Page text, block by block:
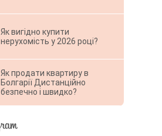
Як вигідно купити
нерухомість у 2026 році?
Як продати квартиру в
Болгарії Дистанційно
безпечно і швидко?